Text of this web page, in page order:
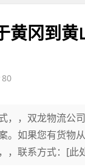
黄冈到
80
，双龙物流公
。如果您有货物
，联系方式：[此